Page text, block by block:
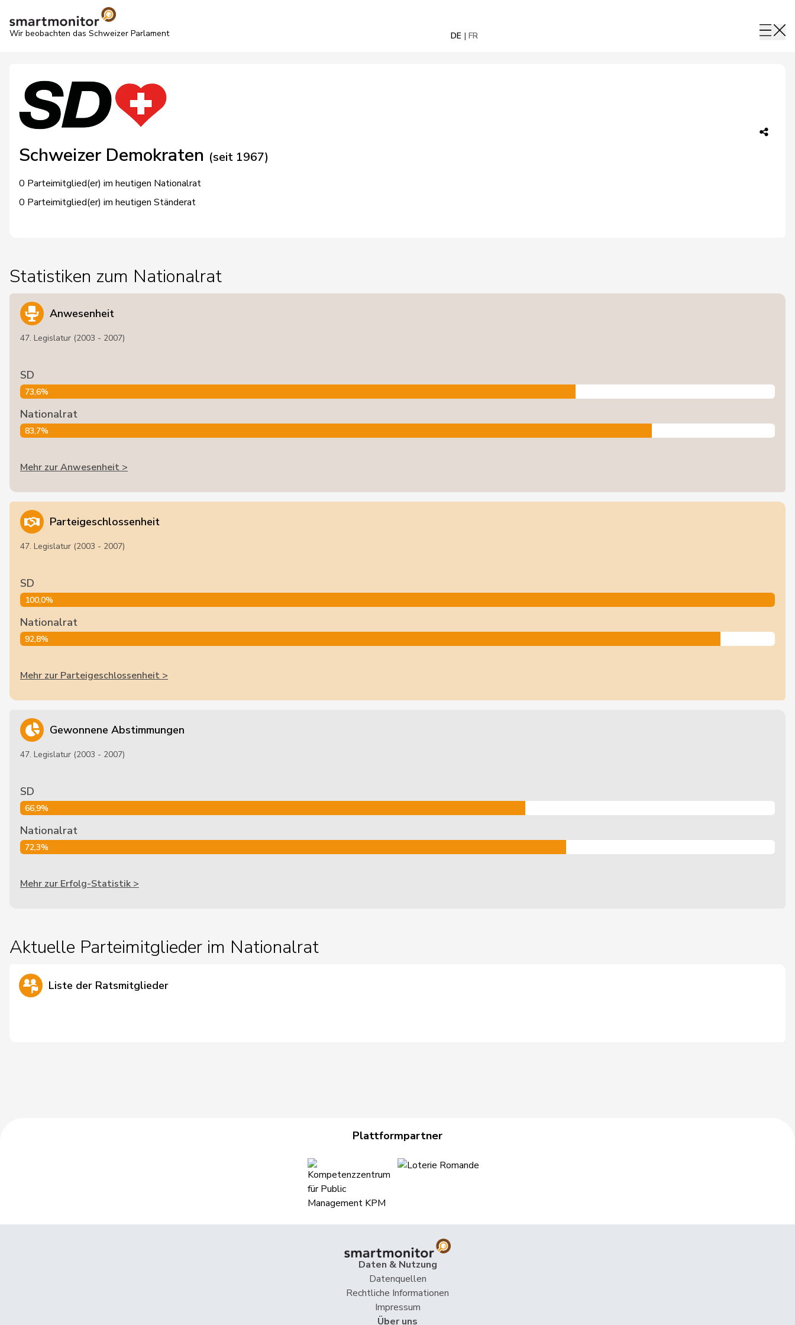
Wir beobachten das Schweizer Parlament DE FR
Schweizer Demokraten (seit 1967)
0 Parteimitglied(er) im heutigen Nationalrat
0 Parteimitglied(er) im heutigen Ständerat
Statistiken zum Nationalrat
Anwesenheit
47. Legislatur (2003 - 2007)
SD
73,6%
Nationalrat
83,7%
Mehr zur Anwesenheit >
Parteigeschlossenheit
47. Legislatur (2003 - 2007)
SD
100,0%
Nationalrat
92,8%
Mehr zur Parteigeschlossenheit >
Gewonnene Abstimmungen
47. Legislatur (2003 - 2007)
SD
66,9%
Nationalrat
72,3%
Mehr zur Erfolg-Statistik >
Aktuelle Parteimitglieder im Nationalrat
Liste der Ratsmitglieder
Plattformpartner
Daten & Nutzung
Datenquellen
Rechtliche Informationen
Impressum
Über uns